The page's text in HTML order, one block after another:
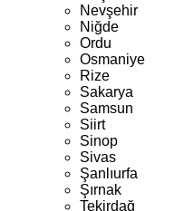
Nevşehir
Niğde
Ordu
Osmaniye
Rize
Sakarya
Samsun
Siirt
Sinop
Sivas
Şanlıurfa
Şırnak
Tekirdağ